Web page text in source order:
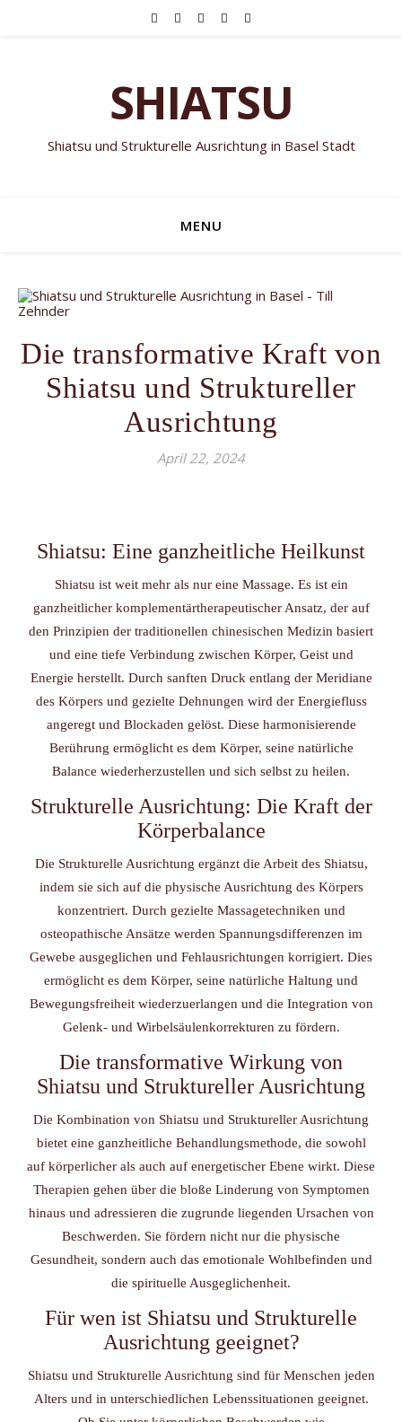
SHIATSU
Shiatsu und Strukturelle Ausrichtung in Basel Stadt
MENU
Die transformative Kraft von
Shiatsu und Struktureller
Ausrichtung
April 22, 2024
Shiatsu: Eine ganzheitliche Heilkunst
Shiatsu ist weit mehr als nur eine Massage. Es ist ein
ganzheitlicher komplementärtherapeutischer Ansatz, der auf
den Prinzipien der traditionellen chinesischen Medizin basiert
und eine tiefe Verbindung zwischen Körper, Geist und
Energie herstellt. Durch sanften Druck entlang der Meridiane
des Körpers und gezielte Dehnungen wird der Energiefluss
angeregt und Blockaden gelöst. Diese harmonisierende
Berührung ermöglicht es dem Körper, seine natürliche
Balance wiederherzustellen und sich selbst zu heilen.
Strukturelle Ausrichtung: Die Kraft der
Körperbalance
Die Strukturelle Ausrichtung ergänzt die Arbeit des Shiatsu,
indem sie sich auf die physische Ausrichtung des Körpers
konzentriert. Durch gezielte Massagetechniken und
osteopathische Ansätze werden Spannungsdifferenzen im
Gewebe ausgeglichen und Fehlausrichtungen korrigiert. Dies
ermöglicht es dem Körper, seine natürliche Haltung und
Bewegungsfreiheit wiederzuerlangen und die Integration von
Gelenk- und Wirbelsäulenkorrekturen zu fördern.
Die transformative Wirkung von
Shiatsu und Struktureller Ausrichtung
Die Kombination von Shiatsu und Struktureller Ausrichtung
bietet eine ganzheitliche Behandlungsmethode, die sowohl
auf körperlicher als auch auf energetischer Ebene wirkt. Diese
Therapien gehen über die bloße Linderung von Symptomen
hinaus und adressieren die zugrunde liegenden Ursachen von
Beschwerden. Sie fördern nicht nur die physische
Gesundheit, sondern auch das emotionale Wohlbefinden und
die spirituelle Ausgeglichenheit.
Für wen ist Shiatsu und Strukturelle
Ausrichtung geeignet?
Shiatsu und Strukturelle Ausrichtung sind für Menschen jeden
Alters und in unterschiedlichen Lebenssituationen geeignet.